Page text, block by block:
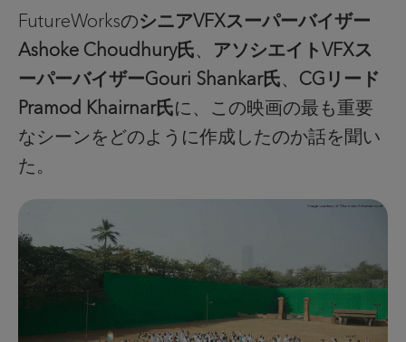
FutureWorksのシニアVFXスーパーバイザー
Ashoke Choudhury氏、 アソシエイトVFXス
ーパーバイザーGouri Shankar氏、 CGリード
Pramod Khairnar氏に、この映画の最も重要
なシーンをどのように作成したのか話を聞い
た。